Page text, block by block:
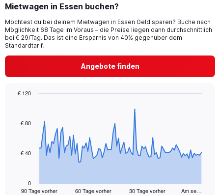
Mietwagen in Essen buchen?
Möchtest du bei deinem Mietwagen in Essen Geld sparen? Buche nach
Möglichkeit 68 Tage im Voraus – die Preise liegen dann durchschnittlich
bei € 29/Tag. Das ist eine Ersparnis von 40% gegenüber dem
Standardtarif.
Angebote finden
data
The
90 Tage vorher 60 Tage vorher 30 Tage vorher Am se…
0
€ 40
€ 80
€ 120
End